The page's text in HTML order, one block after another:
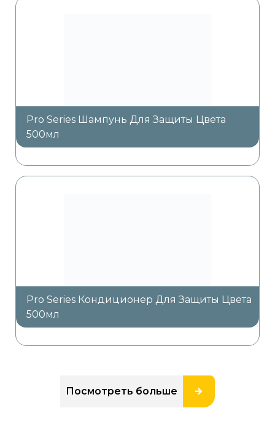
Pro Series Шампунь Для Защиты Цвета
500мл
Pro Series Кондиционер Для Защиты Цвета
500мл
Посмотреть больше